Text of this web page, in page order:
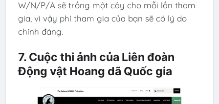
W/N/P/A sẽ trồng một cây cho mỗi lần tham
gia, vì vậy phí tham gia của bạn sẽ có lý do
chính đáng.
7. Cuộc thi ảnh của Liên đoàn
Động vật Hoang dã Quốc gia